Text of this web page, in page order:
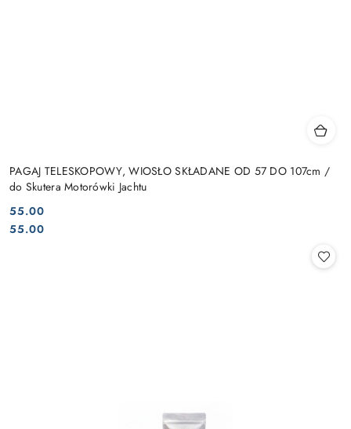
PAGAJ TELESKOPOWY, WIOSŁO SKŁADANE OD 57 DO 107cm /
do Skutera Motorówki Jachtu
Cena:
55.00
Cena:
55.00